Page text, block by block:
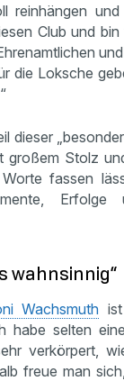
reinhängen
Club und
die Loksche
dieser
großem Stolz
fassen
Erfolge
wahnsinnig“
Wachsmuth
habe selten
verkörpert,
freue man